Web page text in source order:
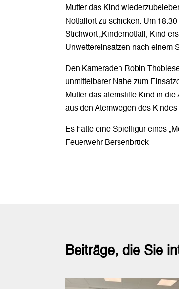
Mutter das Kind
Notfallort zu schicken. Um
Stichwort „Kindernotfall, Kind
Unwettereinsätzen nach einem
Den Kameraden Robin
unmittelbarer Nähe zum
Mutter das atemstille Kind in
aus den Atemwegen des
Es hatte eine Spielfigur eines
Feuerwehr Bersenbrück
Beiträge, die Sie